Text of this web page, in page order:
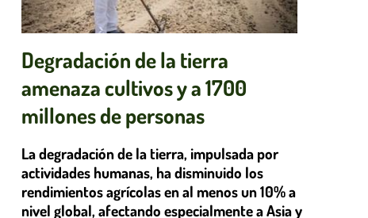
Degradación de la tierra
amenaza cultivos y a 1700
millones de personas
La degradación de la tierra, impulsada por
actividades humanas, ha disminuido los
rendimientos agrícolas en al menos un 10% a
nivel global, afectando especialmente a Asia y